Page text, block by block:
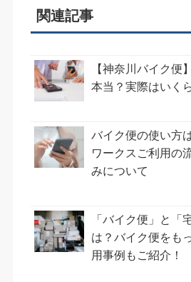
関連記事
【神奈川バイク便
本当？実際はいく
バイク便の使い方
ワークスご利用の
みについて
「バイク便」と「
は？バイク便をも
用事例もご紹介！